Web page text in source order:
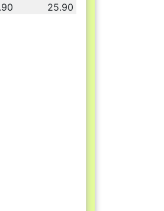
25.90